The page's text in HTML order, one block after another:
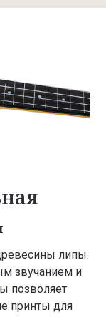
липы.
звучанием и
позволяет
принты для